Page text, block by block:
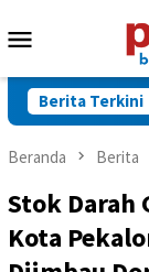
ke
Mobile
Berita Terkini
PMI Kota
Beranda Berita
Stok Darah
Kota